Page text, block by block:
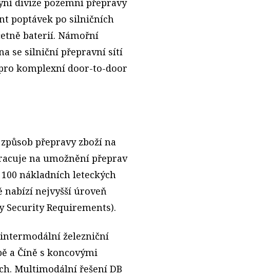
poptávek po silničních
baterií. Námořní
se silniční přepravní sítí
komplexní door-to-door
přepravy zboží na
na umožnění přeprav
nákladních leteckých
nabízí nejvyšší úroveň
Security Requirements).
železniční
a Číně s koncovými
Multimodální řešení DB